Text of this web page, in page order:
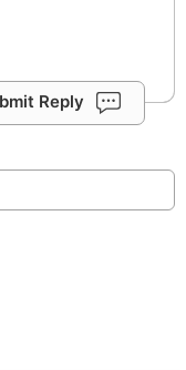
Reply